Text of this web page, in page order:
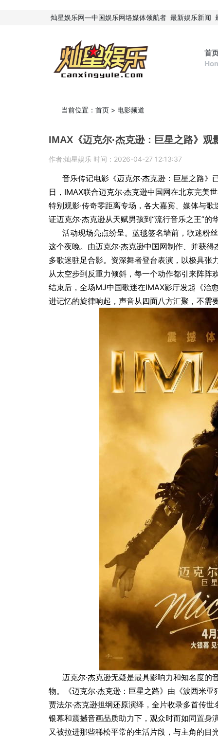
灿星娱乐网—中国娱乐网络媒体领航者 最新娱乐新闻
首
当前位置： 首页 > 电影频道
IMAX《迈克尔·杰克逊：巨星之路》
作者:灿星娱乐 时间：2026-04-27 12:13:37
音乐传记电影《迈克尔·杰克逊：巨星之路
日，IMAX联合迈克尔·杰克逊中国网在北京完美
特别观影·传奇零距离专场，各大嘉宾、媒体与
证迈克尔·杰克逊从天赋男孩到“流行音乐之王”的
活动现场亮点纷呈。蓝毯签名墙前，歌迷粉
这个夜晚。由迈克尔·杰克逊中国网制作、并获
多歌迷驻足合影。资深舞者登台表演，以极具张
从太空步到反重力倾斜，每一个动作都引来阵阵
结束后，全场MJ中国歌迷在IMAX影厅发起《治
进记忆的旋律响起，声音从四面八方汇聚，不需
迈克尔·杰克逊无疑是最具影响力和知名度
物。《迈克尔·杰克逊：巨星之路》由《波西米
贾法尔·杰克逊担纲还原演绎，全片收录多首传
银幕和震撼音画品质助力下，观众时而如同置身
又被拉进那些稀松平常的生活片段，与主角的
」而发 焕启MARVIS
德妃正式官宣罗一舟担任品牌
代言人